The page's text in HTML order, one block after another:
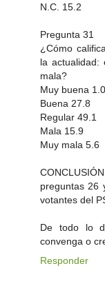
N.C. 15.2
Pregunta 31
¿Cómo
la
mala?
Muy buena 1.0
Buena 27.8
Regular 49.1
Mala 15.9
Muy mala 5.6
preguntas 26
votantes del
De todo lo
convenga o
Responder